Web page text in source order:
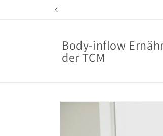
Body-inflow
der TCM
Zu
Produktinformationen